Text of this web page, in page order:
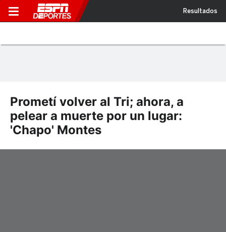
Resultados
Prometí volver al Tri; ahora, a
pelear a muerte por un lugar:
'Chapo' Montes